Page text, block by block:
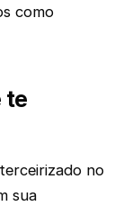
como
te
no
sua